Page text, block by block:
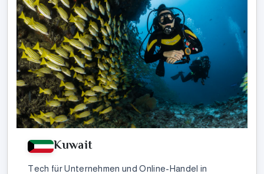
Kuwait
Tech für Unternehmen und Online-Handel in